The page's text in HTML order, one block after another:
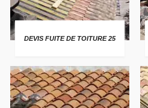
DEVIS FUITE DE TOITURE 25